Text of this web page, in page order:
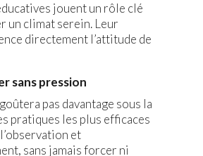
jouent un rôle clé
un climat serein. Leur
directement l’attitude de
sans pression
pas davantage sous la
pratiques les plus efficaces
et
sans jamais forcer ni